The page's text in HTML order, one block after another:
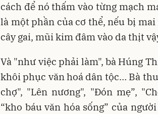
cách để nó thấm vào từng mạch
là một phần của cơ thể, nếu bị
cây gai, mũi kim đâm vào da thịt
Và "như việc phải làm", bà Húng
khôi phục văn hoá dân tộc… Bà
chợ", "Lên nương", "Đón mẹ”,
“kho báu văn hóa sống” của